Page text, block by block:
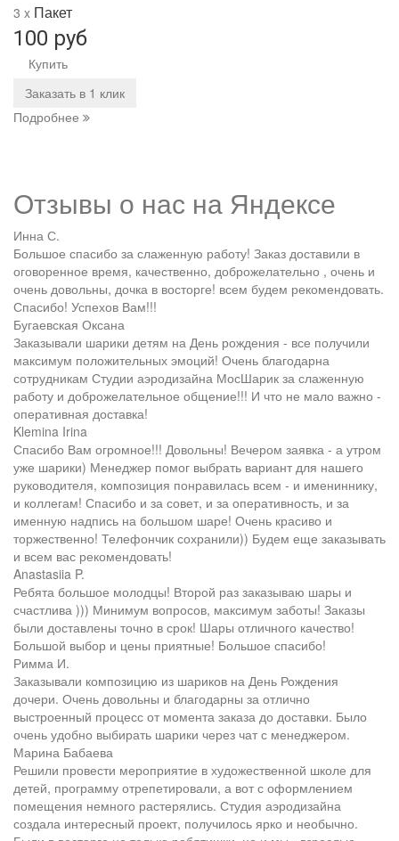
3 x Пакет
100 руб
Купить
Заказать в 1 клик
Подробнее
Отзывы о нас на Яндексе
Инна С.
Большое спасибо за слаженную работу! Заказ доставили в
оговоренное время, качественно, доброжелательно , очень и
очень довольны, дочка в восторге! всем будем рекомендовать.
Спасибо! Успехов Вам!!!
Бугаевская Оксана
Заказывали шарики детям на День рождения - все получили
максимум положительных эмоций! Очень благодарна
сотрудникам Студии аэродизайна МосШарик за слаженную
работу и доброжелательное общение!!! И что не мало важно -
оперативная доставка!
Klemina Irina
Спасибо Вам огромное!!! Довольны! Вечером заявка - а утром
уже шарики) Менеджер помог выбрать вариант для нашего
руководителя, композиция понравилась всем - и имениннику,
и коллегам! Спасибо и за совет, и за оперативность, и за
именную надпись на большом шаре! Очень красиво и
торжественно! Телефончик сохранили)) Будем еще заказывать
и всем вас рекомендовать!
Anastasiia P.
Ребята большое молодцы! Второй раз заказываю шары и
счастлива ))) Минимум вопросов, максимум заботы! Заказы
были доставлены точно в срок! Шары отличного качество!
Большой выбор и цены приятные! Большое спасибо!
Римма И.
Заказывали композицию из шариков на День Рождения
дочери. Очень довольны и благодарны за отлично
выстроенный процесс от момента заказа до доставки. Было
очень удобно выбирать шарики через чат с менеджером.
Марина Бабаева
Решили провести мероприятие в художественной школе для
детей, программу отрепетировали, а вот с оформлением
помещения немного растерялись. Студия аэродизайна
создала интересный проект, получилось ярко и необычно.